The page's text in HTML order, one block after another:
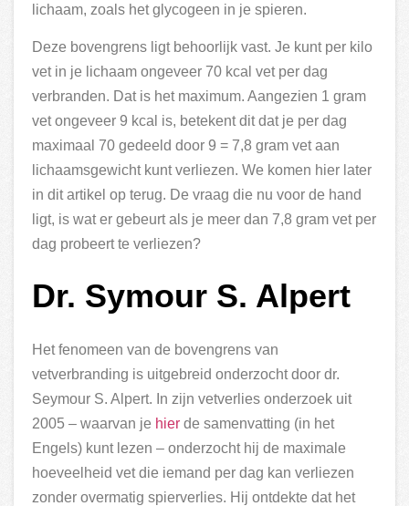
lichaam, zoals het glycogeen in je spieren.
Deze bovengrens ligt behoorlijk vast. Je kunt per kilo
vet in je lichaam ongeveer 70 kcal vet per dag
verbranden. Dat is het maximum. Aangezien 1 gram
vet ongeveer 9 kcal is, betekent dit dat je per dag
maximaal 70 gedeeld door 9 = 7,8 gram vet aan
lichaamsgewicht kunt verliezen. We komen hier later
in dit artikel op terug. De vraag die nu voor de hand
ligt, is wat er gebeurt als je meer dan 7,8 gram vet per
dag probeert te verliezen?
Dr. Symour S. Alpert
Het fenomeen van de bovengrens van
vetverbranding is uitgebreid onderzocht door dr.
Seymour S. Alpert. In zijn vetverlies onderzoek uit
2005 – waarvan je hier de samenvatting (in het
Engels) kunt lezen – onderzocht hij de maximale
hoeveelheid vet die iemand per dag kan verliezen
zonder overmatig spierverlies. Hij ontdekte dat het